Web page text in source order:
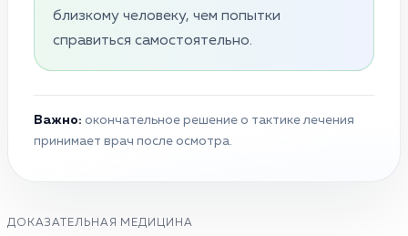
близкому человеку, чем попытки
справиться самостоятельно.
Важно: окончательное решение о тактике лечения
принимает врач после осмотра.
ДОКАЗАТЕЛЬНАЯ МЕДИЦИНА